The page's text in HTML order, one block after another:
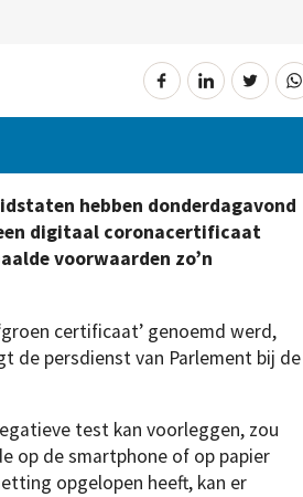
hebben donderdagavond
digitaal coronacertificaat
voorwaarden zo’n
certificaat’ genoemd werd,
de persdienst van Parlement bij de
test kan voorleggen, zou
op de smartphone of op papier
opgelopen heeft, kan er